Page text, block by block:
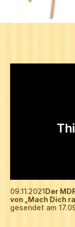
09.11.2021Der
von „Mach Dich
gesendet am